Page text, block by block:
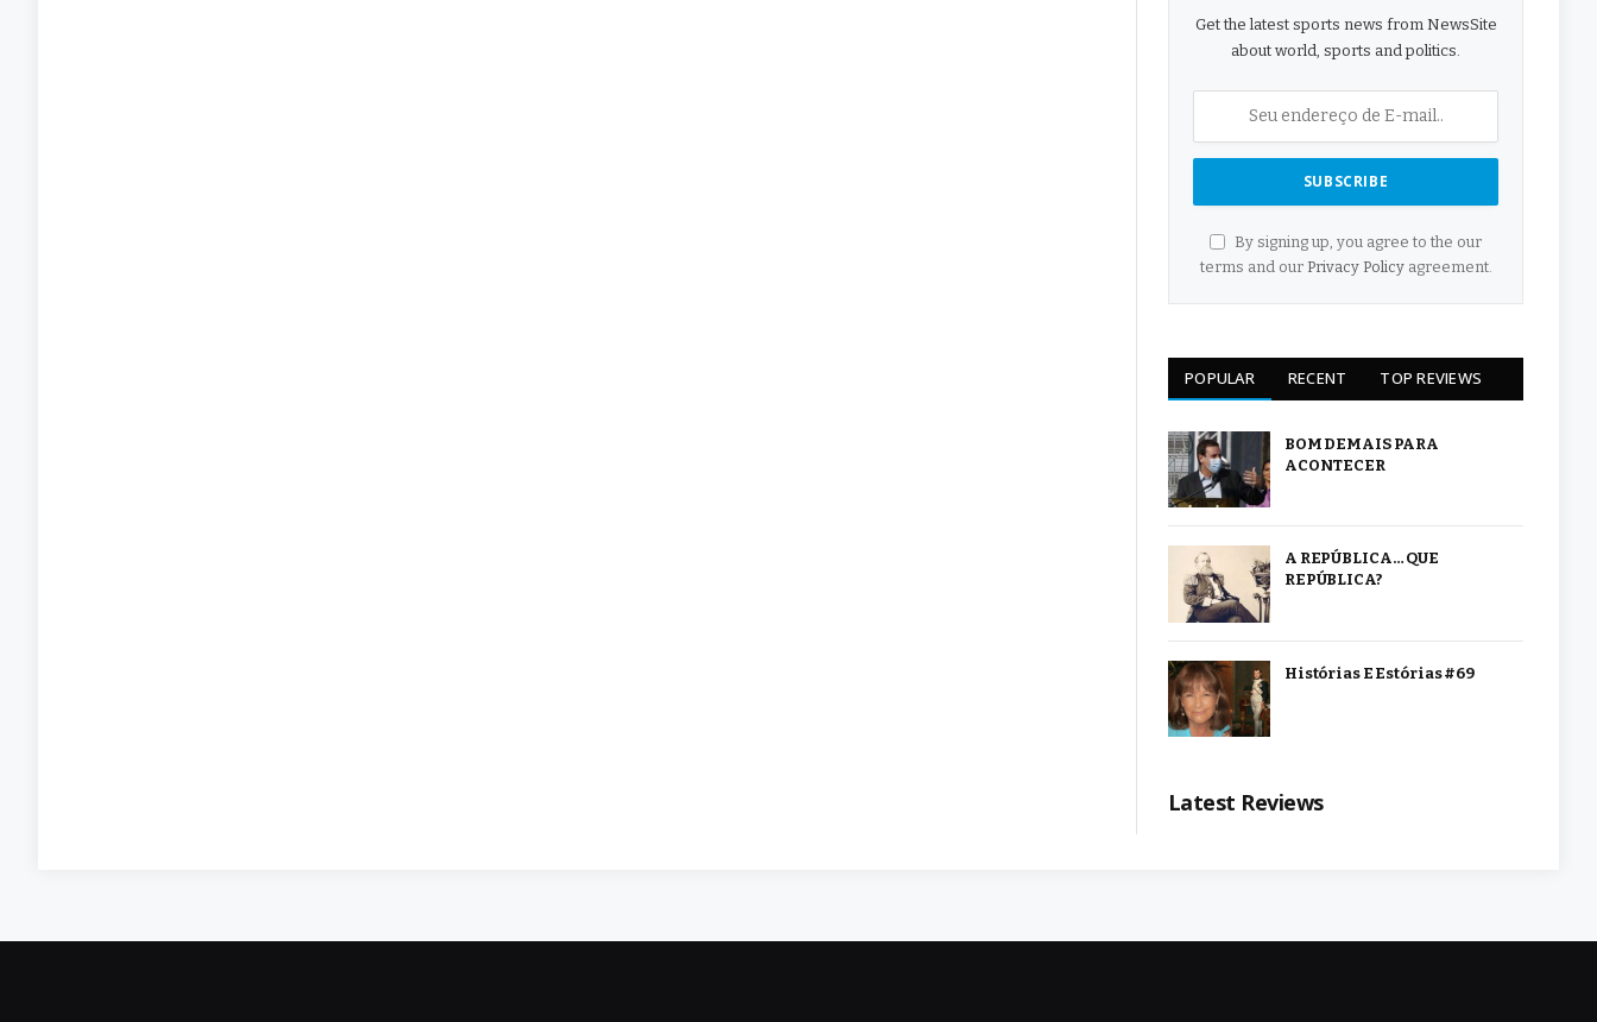
Get the latest sports news from NewsSite
about world, sports and politics.
By signing up, you agree to the our
terms and our Privacy Policyagreement.
POPULAR RECENT TOP REVIEWS
BOM DEMAIS PARA
ACONTECER
A REPÚBLICA… QUE
REPÚBLICA?
Histórias E Estórias #69
Latest Reviews